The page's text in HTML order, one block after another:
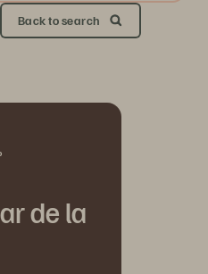
Back to search
de la